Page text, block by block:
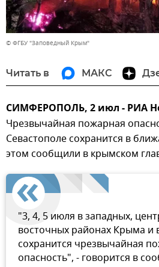
© ФГБУ "Заповедный Крым"
Читать в МАКС
СИМФЕРОПОЛЬ, 2 июл - РИА
Чрезвычайная пожарная
Севастополе сохранится в
этом сообщили в крымском
"3, 4, 5 июля в западных,
восточных районах Крыма и
сохранится чрезвычайная
опасность", - говорится в